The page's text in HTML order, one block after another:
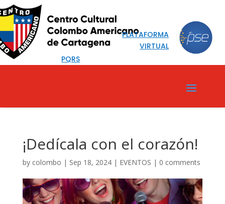
PQRS
PLATAFORMA
VIRTUAL
¡Dedícala con el corazón!
by colombo | Sep 18, 2024| EVENTOS | 0 comments